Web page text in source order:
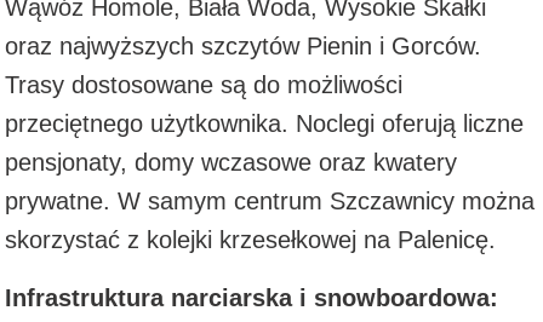
Wąwóz Homole, Biała Woda, Wysokie Skałki
oraz najwyższych szczytów Pienin i Gorców.
Trasy dostosowane są do możliwości
przeciętnego użytkownika. Noclegi oferują liczne
pensjonaty, domy wczasowe oraz kwatery
prywatne. W samym centrum Szczawnicy można
skorzystać z kolejki krzesełkowej na Palenicę.
Infrastruktura narciarska i snowboardowa: